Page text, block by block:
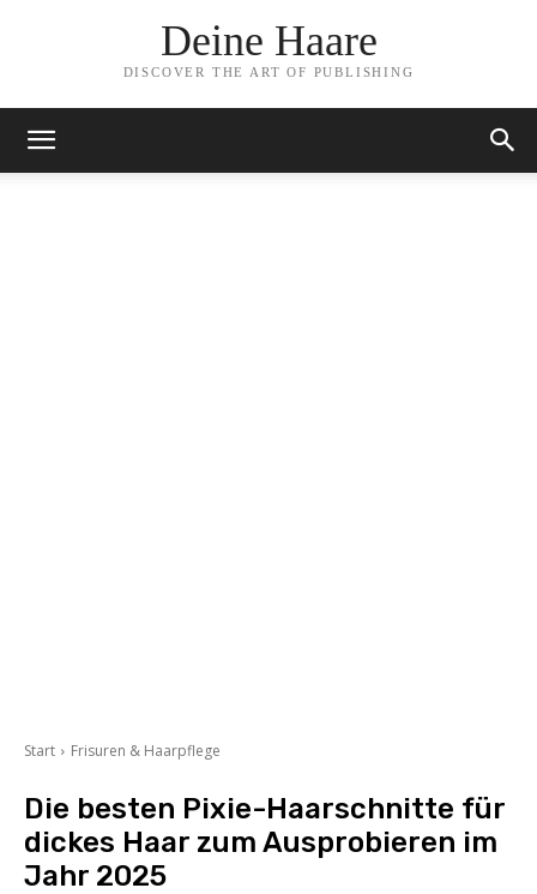
Deine Haare
DISCOVER THE ART OF PUBLISHING
Start Frisuren & Haarpflege
Die besten Pixie-Haarschnitte für
dickes Haar zum Ausprobieren im
Jahr 2025